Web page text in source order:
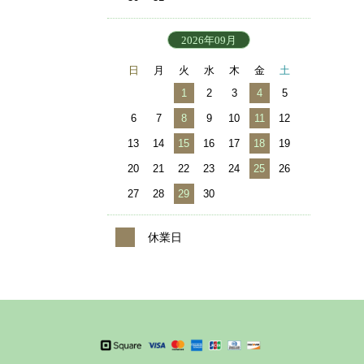
2026年09月
日 月 火 水 木 金
土
1
2 3 4 5
6 7 8 9 10 11 12
13 14 15 16 17 18 19
20 21 22 23 24 25 26
27 28 29 30
休業日